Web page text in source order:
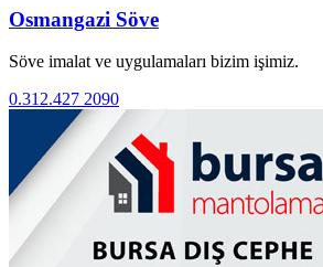
Osmangazi Söve
Söve imalat ve uygulamaları bizim işimiz.
0.312.427 2090